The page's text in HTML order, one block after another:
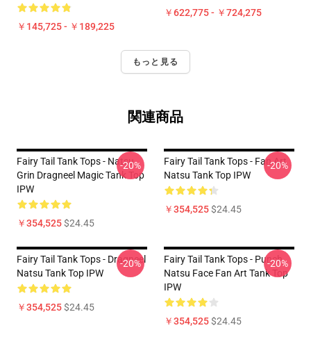
￥145,725 - ￥189,225
￥622,775 - ￥724,275
もっと見る
関連商品
Fairy Tail Tank Tops - Natsu
Grin Dragneel Magic Tank Top
IPW
￥354,525$24.45
-20%
Fairy Tail Tank Tops - Fan Art
Natsu Tank Top IPW
￥354,525$24.45
-20%
Fairy Tail Tank Tops - Dragneel
Natsu Tank Top IPW
￥354,525$24.45
-20%
Fairy Tail Tank Tops - Punch
Natsu Face Fan Art Tank Top
IPW
￥354,525$24.45
-20%